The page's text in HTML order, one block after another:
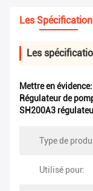
Les
Les
Mettre en évidence:
Régulateur de
SH200A3
Type de
Utilisé pour: